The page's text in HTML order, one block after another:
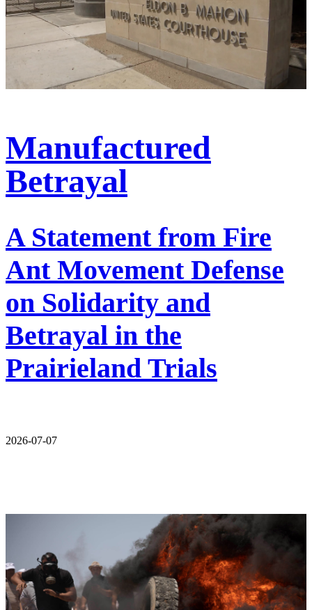
Manufactured
Betrayal
A Statement from Fire
Ant Movement Defense
on Solidarity and
Betrayal in the
Prairieland Trials
2026-07-07